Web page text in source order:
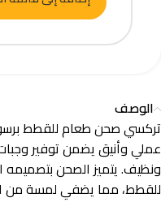
الوصف
عملي وأنيق يضمن توفير
ونظيف. يتميز الصحن
للقطط، مما يضفي لمسة من